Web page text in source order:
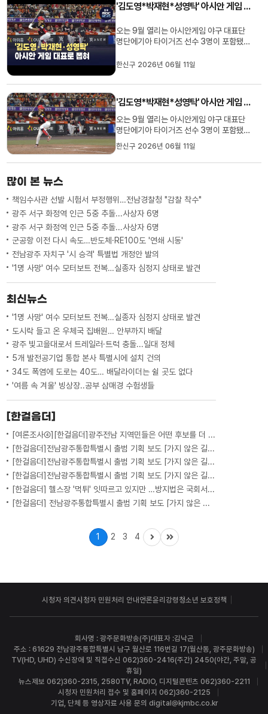
있고,박재현과 성영탁 선수도...
'김도영*박재현*성영탁' 아시안 게임 대표로 뽑혀
오는 9월 열리는 아시안게임 야구 대표단
명단에기아 타이거즈 선수 3명이 포함됐습
2026 아시안게임 대표 명단에 기아 선수
가이름을 올렸습니다.김도영 선수는 올 시
즌 19개 홈런으로홈런 공동 선두를 달리고
있고,박재현과 성영탁 선수도...
한신구 2026년 06월 11일
'김도영*박재현*성영탁' 아시안 게임 대표로 뽑혀
오는 9월 열리는 아시안게임 야구 대표단
명단에기아 타이거즈 선수 3명이 포함됐습
니다.한국 야구위원회가 오늘(11) 발표한
2026 아시안게임 대표 명단에 기아 선수
로는 김도영과 박재현, 그리고 성영탁 선수
있고,박재현과 성영탁 선수도...
한신구 2026년 06월 11일
많이 본 뉴스
책임수사관 선발 시험서 부정행위…전남경찰청 "감찰 착수"
광주 서구 화정역 인근 5중 추돌...사상자 6명
광주 서구 화정역 인근 5중 추돌...사상자 6명
군공항 이전 다시 속도…반도체·RE100도 '연쇄 시동'
전남광주 자치구 '시 승격' 특별법 개정안 발의
'1명 사망' 여수 모터보트 전복…실종자 심정지 상태로 발견
최신뉴스
'1명 사망' 여수 모터보트 전복…실종자 심정지 상태로 발견
도시락 들고 온 우체국 집배원… 안부까지 배달
광주 빛고을대로서 트레일러·트럭 충돌...일대 정체
5개 발전공기업 통합 본사 특별시에 설치 건의
34도 폭염에 도로는 40도… 배달라이더는 쉴 곳도 없다
'여름 속 겨울' 빙상장..공부 삼매경 수험생들
[한걸음더]
[여론조사④][한걸음더]광주전남 지역민들은 어떤 후보를 더 선호할까.. 변수는?
[한걸음더]전남광주통합특별시 출범 기획 보도 [가지 않은 길] 5편 프랑스 헌법에 새긴 '지방 분권'..전남광주 통합 성공 조건은?
[한걸음더]전남광주통합특별시 출범 기획 보도 [가지 않은 길] 4편 프랑스 지역 통합 10년 성적표
[한걸음더]전남광주통합특별시 출범 기획 보도 [가지 않은 길] 3편 프랑스 통합 10년 지났지만..."우린 여전히 알자스인"
[한걸음더] 헬스장 '먹튀' 잇따르고 있지만 …방지법은 국회서 낮잠
[한걸음더] 전남광주통합특별시 출범 기획 보도 [가지 않은 길] 2편 지방이 주도한 투자..'유럽 상위 5개 지역' 도약 비결은?
1 2 3 4
시청자 의견시청자 민원처리 안내언론윤리강령 청소년 보호정책
회사명 : 광주문화방송(주)대표자 :김낙곤
주소 : 61629 전남광주통합특별시 남구 월산로 116번길 17(월산동, 광주문화방송)
TV(HD, UHD) 수신장애 및 직접수신 062)360-2416(주간) 2450(야간, 주말, 공
휴일)
뉴스제보 062)360-2315, 2580TV, RADIO, 디지털콘텐츠 062)360-2211
시청자 민원처리 접수 및 홈페이지 062)360-2125
기업, 단체 등 영상자료 사용 문의 digital@kjmbc.co.kr